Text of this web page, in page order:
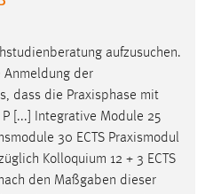
aufzusuchen.
Anmeldung der
dass die Praxisphase mit
[...] Integrative Module 25
30 ECTS Praxismodul
Kolloquium 12 + 3 ECTS
den Maßgaben dieser